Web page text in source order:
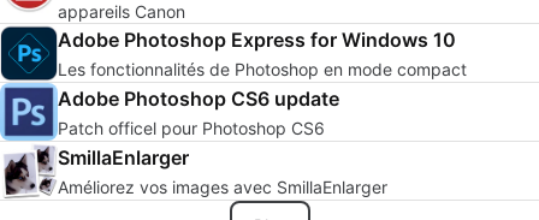
appareils Canon
Adobe Photoshop Express for Windows 10
Les fonctionnalités de Photoshop en mode compact
Adobe Photoshop CS6 update
Patch officel pour Photoshop CS6
SmillaEnlarger
Améliorez vos images avec SmillaEnlarger